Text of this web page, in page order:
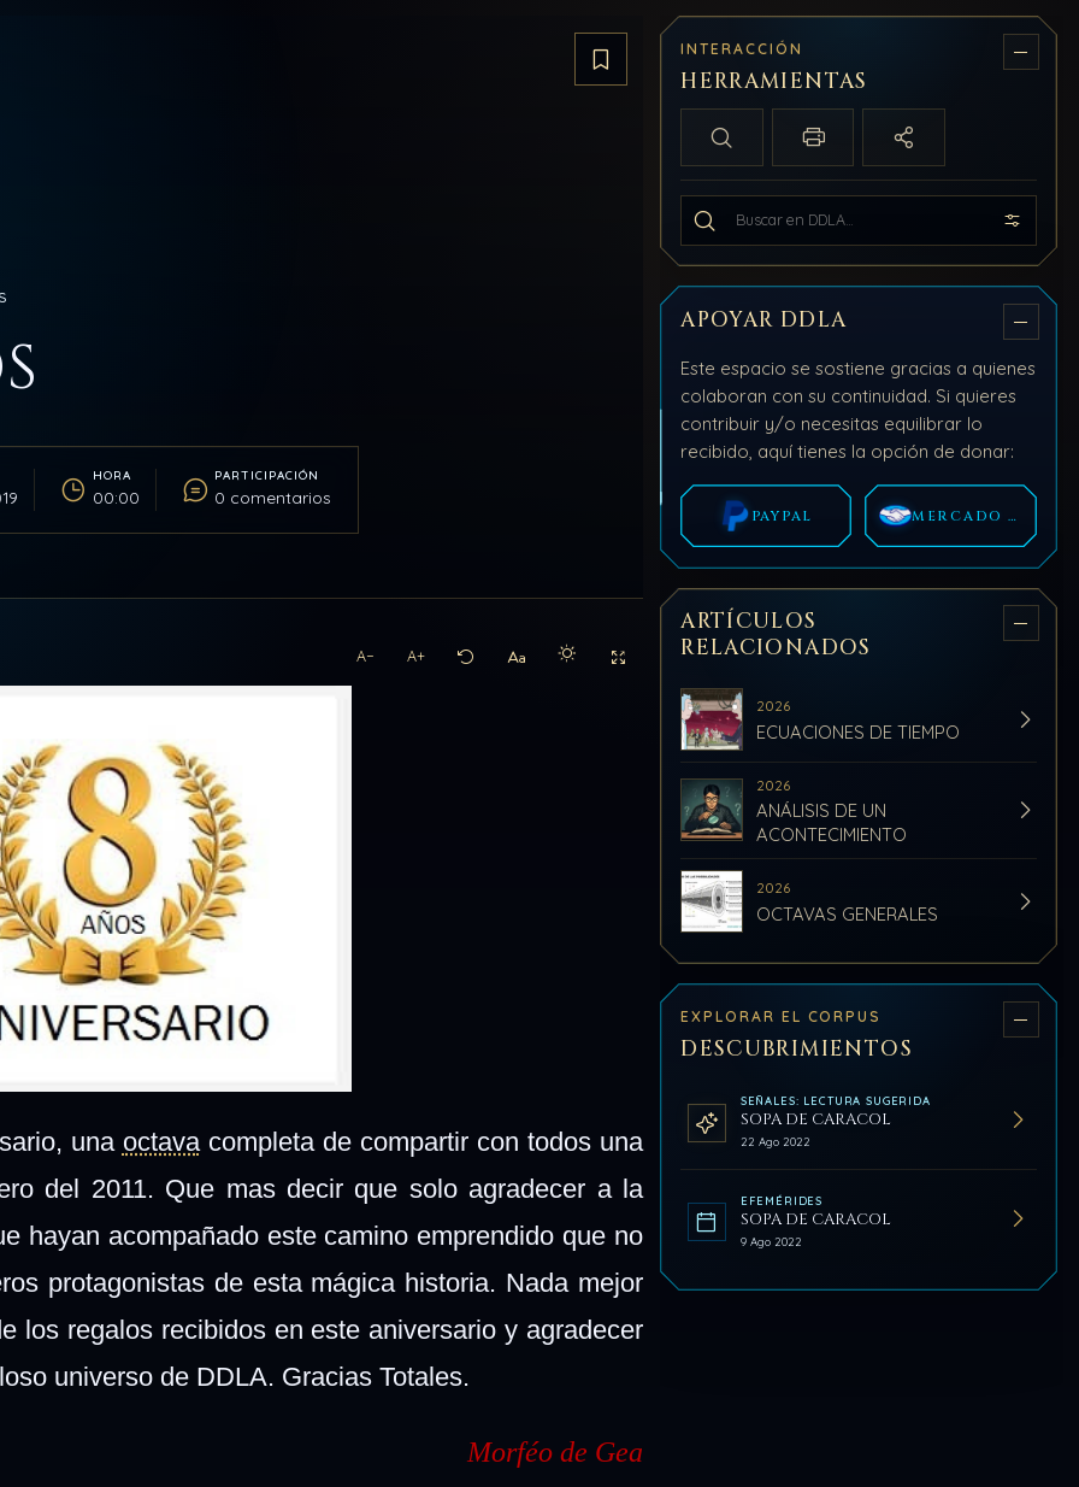
Guardar artículo
HORA
00:00
PARTICIPACIÓN
0 comentarios
A− A+
Activar modo claro de lectura
Sin distracciones
una octavacompleta de compartir con todos una
del 2011. Que mas decir que solo agradecer a la
hayan acompañado este camino emprendido que no
protagonistas de esta mágica historia. Nada mejor
los regalos recibidos en este aniversario y agradecer
universo de DDLA. Gracias Totales.
Morféo de Gea
INTERACCIÓN
HERRAMIENTAS
Búsqueda localImprimir / PDFCompartir
Buscar en todo DDLA
APOYAR DDLA
Este espacio se sostiene gracias a quienes
colaboran con su continuidad. Si quieres
contribuir y/o necesitas equilibrar lo
recibido, aquí tienes la opción de donar:
PAYPAL MERCADO PAGO
ARTÍCULOS
RELACIONADOS
2026
ECUACIONES DE TIEMPO
2026
ANÁLISIS DE UN
ACONTECIMIENTO
2026
OCTAVAS GENERALES
EXPLORAR EL CORPUS
DESCUBRIMIENTOS
SEÑALES: LECTURA SUGERIDA
SOPA DE CARACOL
22 Ago 2022
EFEMÉRIDES
SOPA DE CARACOL
9 Ago 2022